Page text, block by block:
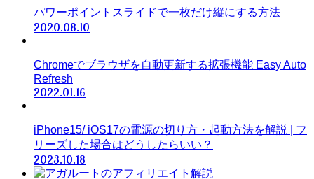
パワーポイントスライドで一枚だけ縦にする方法
2020.08.10
Chromeでブラウザを自動更新する拡張機能 Easy Auto
Refresh
2022.01.16
iPhone15/ iOS17の電源の切り方・起動方法を解説 | フ
リーズした場合はどうしたらいい？
2023.10.18